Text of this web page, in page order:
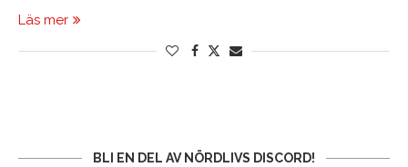
Läs mer
BLI EN DEL AV NÖRDLIVS DISCORD!